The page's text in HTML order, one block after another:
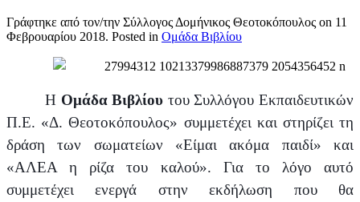
Γράφτηκε από τον/την Σύλλογος Δομήνικος Θεοτοκόπουλος on 11
Φεβρουαρίου 2018. Posted in Ομάδα Βιβλίου
Η Ομάδα Βιβλίου του Συλλόγου Εκπαιδευτικών
Π.Ε. «Δ. Θεοτοκόπουλος» συμμετέχει και στηρίζει τη
δράση των σωματείων «Είμαι ακόμα παιδί» και
«ΑΛΕΑ η ρίζα του καλού». Για το λόγο αυτό
συμμετέχει ενεργά στην εκδήλωση που θα